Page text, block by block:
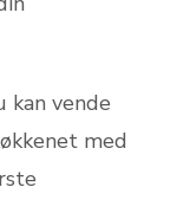
kan vende
med